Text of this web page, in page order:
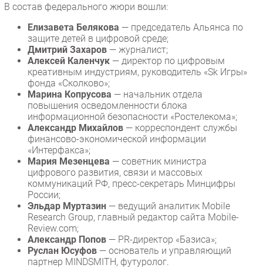
В состав федерального жюри вошли:
Елизавета Белякова — председатель Альянса по
защите детей в цифровой среде;
Дмитрий Захаров — журналист;
Алексей Каленчук — директор по цифровым
креативным индустриям, руководитель «Sk Игры»
фонда «Сколково»;
Марина Копрусова — начальник отдела
повышения осведомленности блока
информационной безопасности «Ростелекома»;
Александр Михайлов — корреспондент службы
финансово-экономической информации
«Интерфакса»;
Мария Мезенцева — советник министра
цифрового развития, связи и массовых
коммуникаций РФ, пресс-секретарь Минцифры
России;
Эльдар Муртазин — ведущий аналитик Mobile
Research Group, главный редактор сайта Mobile-
Review.com;
Александр Попов — PR-директор «Базиса»;
Руслан Юсуфов — основатель и управляющий
партнер MINDSMITH, футуролог.